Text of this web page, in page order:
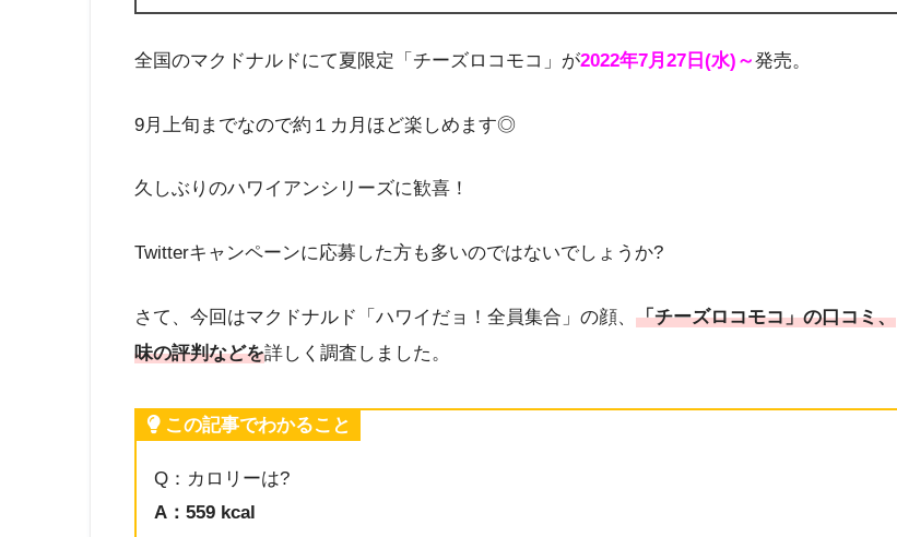
全国のマクドナルドにて夏限定「チーズロコモコ」が2022年7月27日(水)～発売。
9月上旬までなので約１カ月ほど楽しめます◎
久しぶりのハワイアンシリーズに歓喜！
Twitterキャンペーンに応募した方も多いのではないでしょうか?
さて、今回はマクドナルド「ハワイだョ！全員集合」の顔、 「チーズロコモコ」の口コミ、
味の評判などを詳しく調査しました。
この記事でわかること
Q：カロリーは?
A：559 kcal